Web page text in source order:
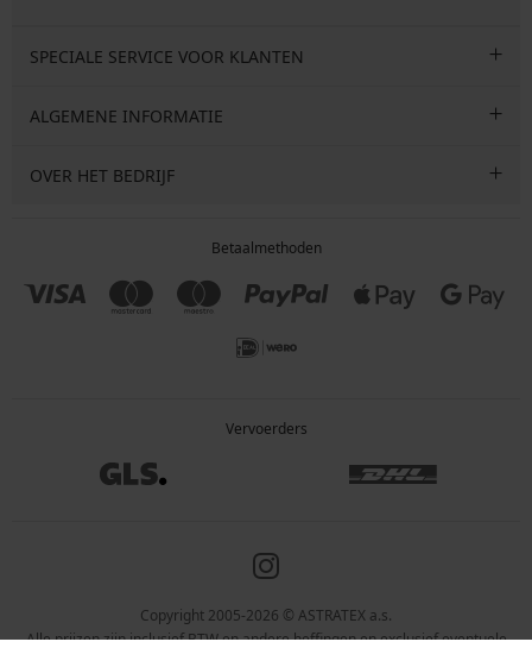
SPECIALE SERVICE VOOR KLANTEN
ALGEMENE INFORMATIE
OVER HET BEDRIJF
Betaalmethoden
Vervoerders
Copyright 2005-2026 © ASTRATEX a.s.
Alle prijzen zijn inclusief BTW en andere heffingen en exclusief eventuele